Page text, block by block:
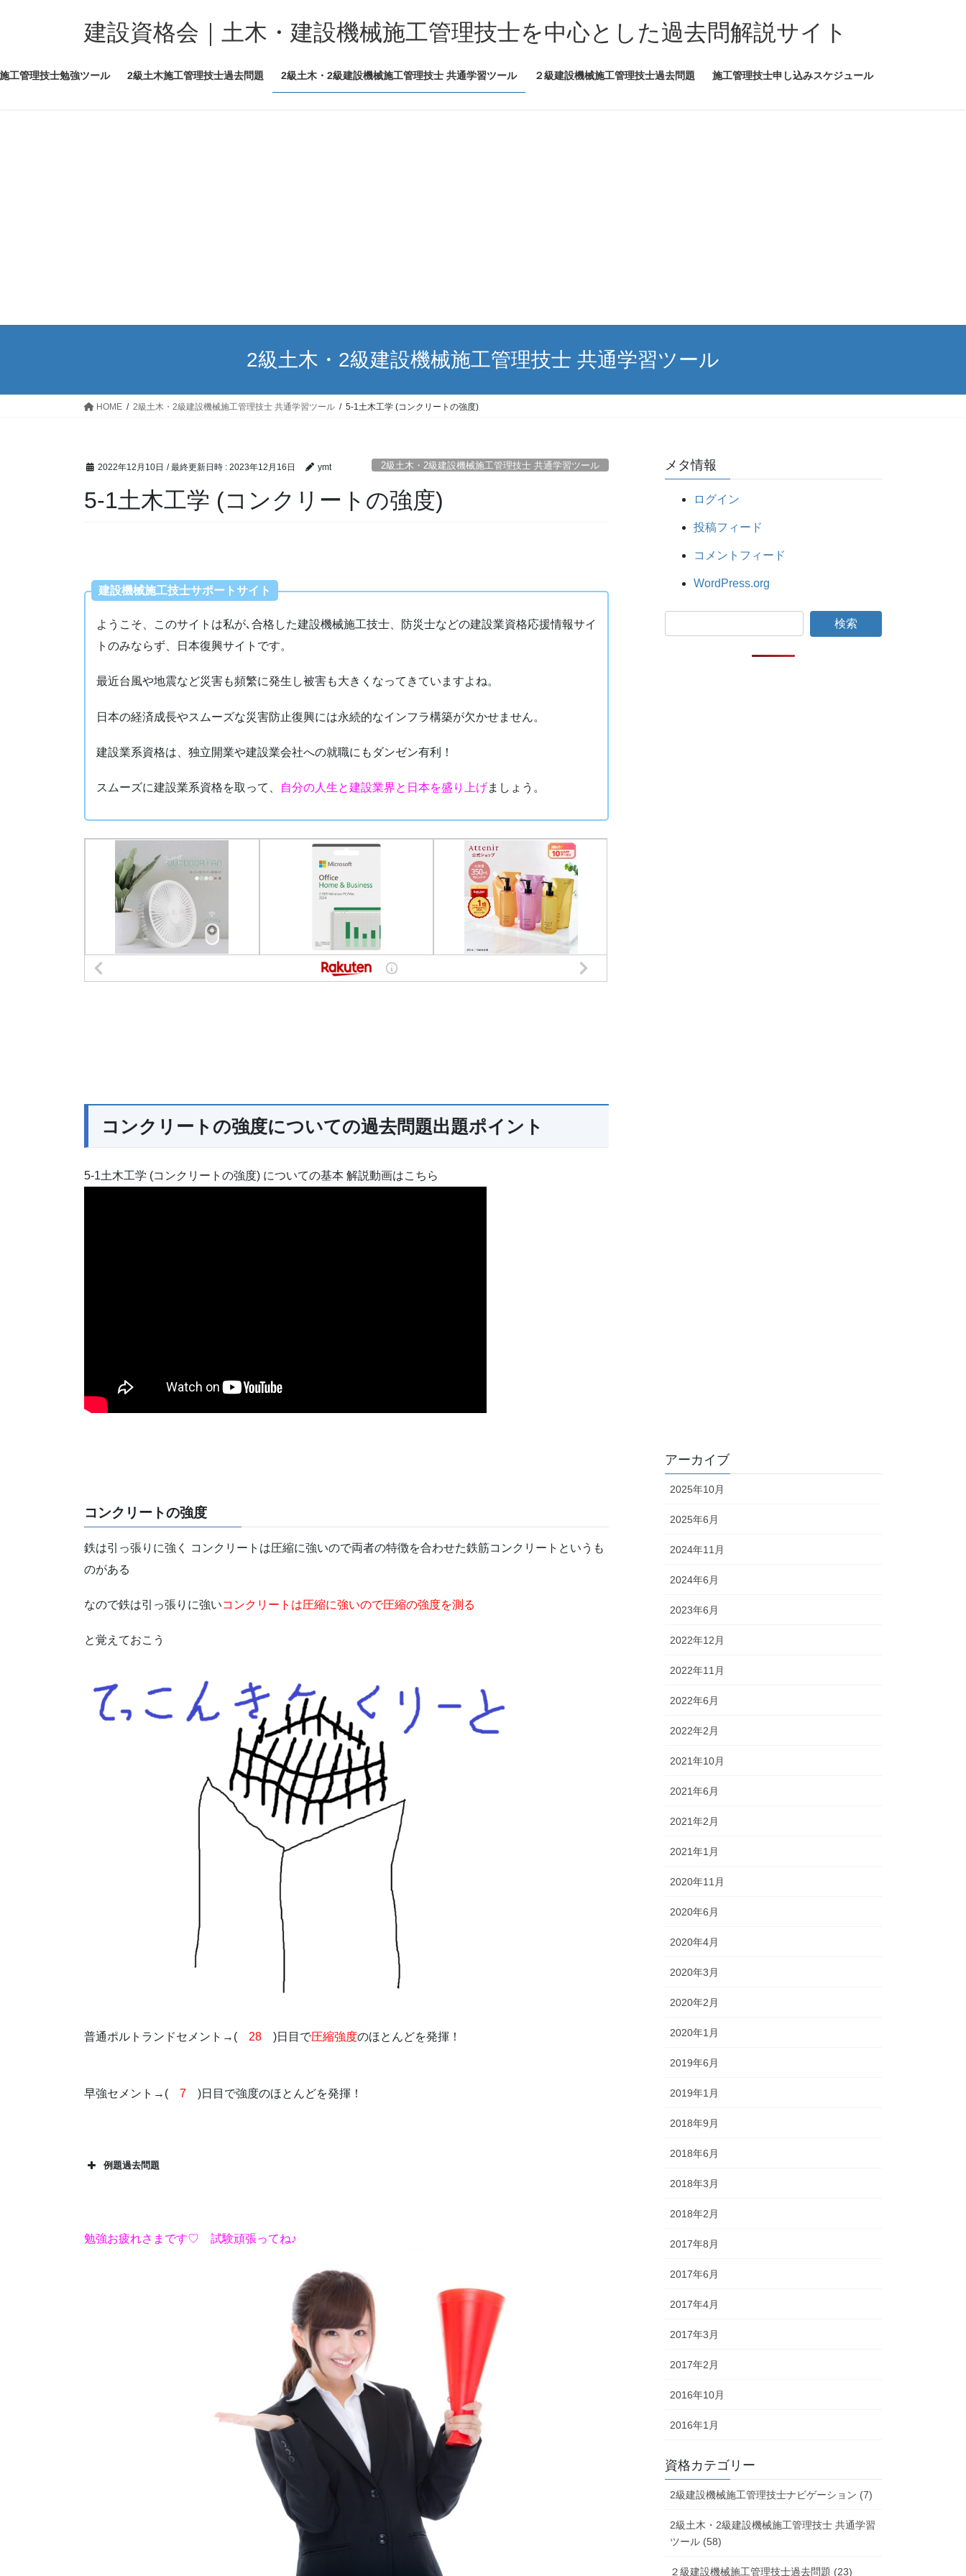
ツ
シ
建設資格会｜土木・建設機械施工管理技士を中心とした過去問解説サイト
工管理技士勉強ツール 2級土木施工管理技士過去問題 2級土木・2級建設機械施工管理技士 共通学習ツール ２級建設機械施工管理技士過去問題 施工管理技士申し込みスケジュール
2級土木・2級建設機械施工管理技士 共通学習ツール
HOME 2級土木・2級建設機械施工管理技士 共通学習ツール 5-1土木工学 (コンクリートの強度)
2022年12月10日 / 最終更新日時 : 2023年12月16日 ymt 2級土木・2級建設機械施工管理技士 共通学習ツール
5-1土木工学 (コンクリートの強度)
建設機械施工技士サポートサイト
ようこそ、このサイトは私が､合格した建設機械施工技士、防災士などの建設業資格応援情報サイ
トのみならず、日本復興サイトです。
最近台風や地震など災害も頻繁に発生し被害も大きくなってきていますよね。
日本の経済成長やスムーズな災害防止復興には永続的なインフラ構築が欠かせません。
建設業系資格は、独立開業や建設業会社への就職にもダンゼン有利！
スムーズに建設業系資格を取って、 自分の人生と建設業界と日本を盛り上げましょう。
コンクリートの強度についての過去問題出題ポイント
5-1土木工学 (コンクリートの強度) についての基本 解説動画はこちら
コンクリートの強度
鉄は引っ張りに強く コンクリートは圧縮に強いので両者の特徴を合わせた鉄筋コンクリートというも
のがある
なので鉄は引っ張りに強いコンクリートは圧縮に強いので圧縮の強度を測る
と覚えておこう
普通ポルトランドセメント→( 28 )日目で圧縮強度のほとんどを発揮！
早強セメント→( 7 )日目で強度のほとんどを発揮！
例題過去問題
勉強お疲れさまです♡ 試験頑張ってね♪
メタ情報
ログイン
投稿フィード
コメントフィード
WordPress.org
アーカイブ
2025年10月
2025年6月
2024年11月
2024年6月
2023年6月
2022年12月
2022年11月
2022年6月
2022年2月
2021年10月
2021年6月
2021年2月
2021年1月
2020年11月
2020年6月
2020年4月
2020年3月
2020年2月
2020年1月
2019年6月
2019年1月
2018年9月
2018年6月
2018年3月
2018年2月
2017年8月
2017年6月
2017年4月
2017年3月
2017年2月
2016年10月
2016年1月
資格カテゴリー
2級建設機械施工管理技士ナビゲーション (7)
2級土木・2級建設機械施工管理技士 共通学習
ツール (58)
２級建設機械施工管理技士過去問題 (23)